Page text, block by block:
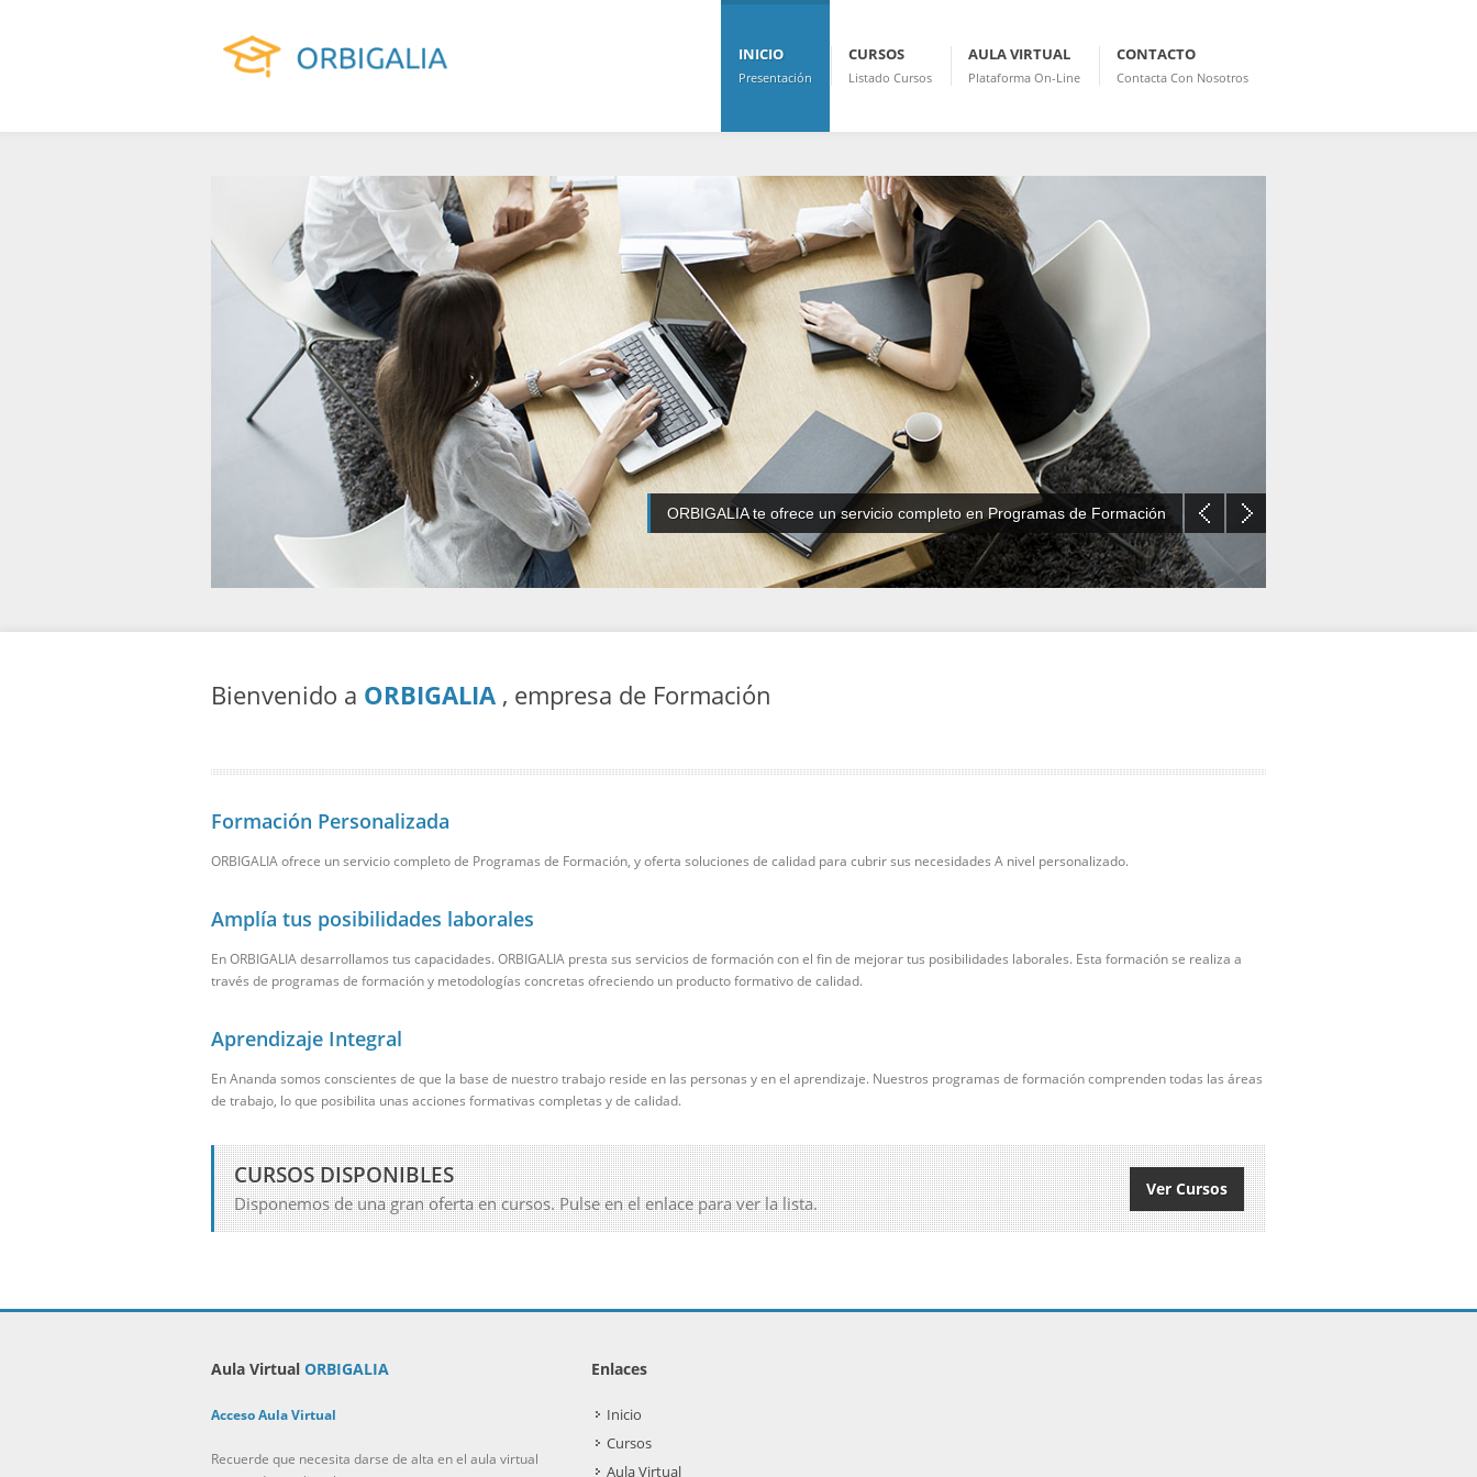
INICIO
Presentación
CURSOS
Listado Cursos
AULA VIRTUAL
Plataforma On-Line
CONTACTO
Contacta Con Nosotros
ORBIGALIA te ofrece un servicio completo en Programas de Formación
Bienvenido a ORBIGALIA , empresa de Formación
Formación Personalizada
ORBIGALIAofrece un servicio completo de Programas de Formación, y oferta soluciones de calidad para cubrir sus necesidades A nivel personalizado.
Amplía tus posibilidades laborales
En ORBIGALIA desarrollamos tus capacidades. ORBIGALIA presta sus servicios de formación con el fin de mejorar tus posibilidades laborales. Esta formación se realiza a
través de programas de formación y metodologías concretas ofreciendo un producto formativo de calidad.
Aprendizaje Integral
En Ananda somos conscientes de que la base de nuestro trabajo reside en las personas y en el aprendizaje. Nuestros programas de formación comprenden todas las áreas
de trabajo, lo que posibilita unas acciones formativas completas y de calidad.
CURSOS DISPONIBLES
Disponemos de una gran oferta en cursos. Pulse en el enlace para ver la lista.
Ver Cursos
Aula Virtual ORBIGALIA
Acceso Aula Virtual
Recuerde que necesita darse de alta en el aula virtual
Enlaces
Inicio
Cursos
Aula Virtual